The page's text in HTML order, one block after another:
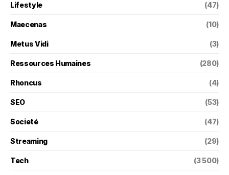
Lifestyle (47)
Maecenas (10)
Metus Vidi (3)
Ressources Humaines (280)
Rhoncus (4)
SEO (53)
Societé (47)
Streaming (29)
Tech (3 500)